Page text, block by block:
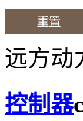
远方动
控制器